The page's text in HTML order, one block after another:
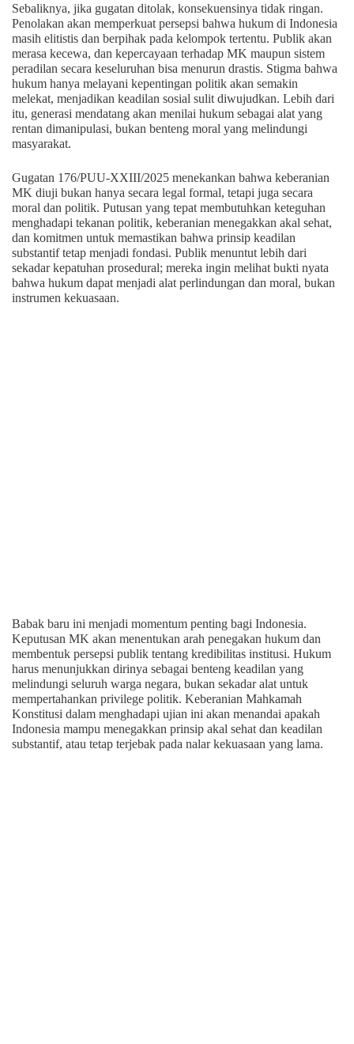
Sebaliknya, jika gugatan ditolak, konsekuensinya tidak ringan.
Penolakan akan memperkuat persepsi bahwa hukum di Indonesia
masih elitistis dan berpihak pada kelompok tertentu. Publik akan
merasa kecewa, dan kepercayaan terhadap MK maupun sistem
peradilan secara keseluruhan bisa menurun drastis. Stigma bahwa
hukum hanya melayani kepentingan politik akan semakin
melekat, menjadikan keadilan sosial sulit diwujudkan. Lebih dari
itu, generasi mendatang akan menilai hukum sebagai alat yang
rentan dimanipulasi, bukan benteng moral yang melindungi
masyarakat.
Gugatan 176/PUU-XXIII/2025 menekankan bahwa keberanian
MK diuji bukan hanya secara legal formal, tetapi juga secara
moral dan politik. Putusan yang tepat membutuhkan keteguhan
menghadapi tekanan politik, keberanian menegakkan akal sehat,
dan komitmen untuk memastikan bahwa prinsip keadilan
substantif tetap menjadi fondasi. Publik menuntut lebih dari
sekadar kepatuhan prosedural; mereka ingin melihat bukti nyata
bahwa hukum dapat menjadi alat perlindungan dan moral, bukan
instrumen kekuasaan.
Babak baru ini menjadi momentum penting bagi Indonesia.
Keputusan MK akan menentukan arah penegakan hukum dan
membentuk persepsi publik tentang kredibilitas institusi. Hukum
harus menunjukkan dirinya sebagai benteng keadilan yang
melindungi seluruh warga negara, bukan sekadar alat untuk
mempertahankan privilege politik. Keberanian Mahkamah
Konstitusi dalam menghadapi ujian ini akan menandai apakah
Indonesia mampu menegakkan prinsip akal sehat dan keadilan
substantif, atau tetap terjebak pada nalar kekuasaan yang lama.